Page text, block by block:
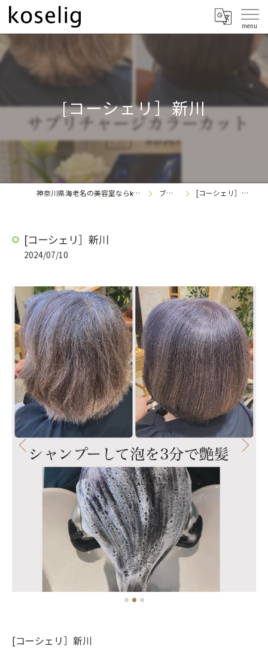
[コーシェリ］新川
神奈川県海老名の美容室ならkoselig ブログ [コーシェリ］新川
[コーシェリ］新川
2024/07/10
[コーシェリ］新川